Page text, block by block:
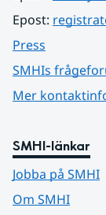
Epost:
Press
SMHIs
Mer
SMHI-länkar
Jobba på SMHI
Om SMHI